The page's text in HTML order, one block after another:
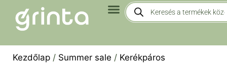
Kezdőlap / Summer sale / Kerékpáros